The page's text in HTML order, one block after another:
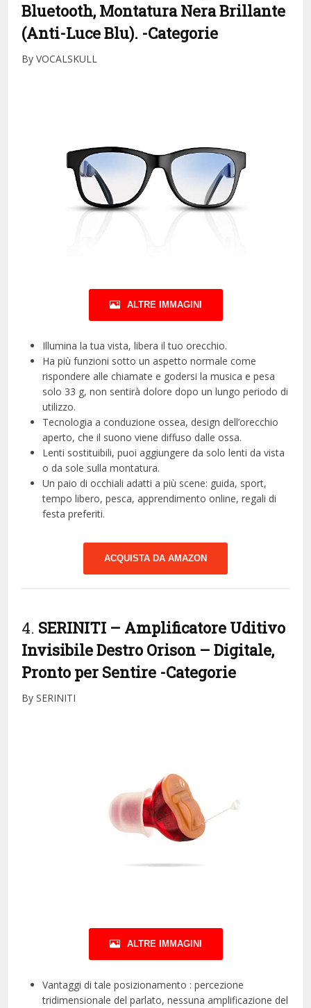
Bluetooth, Montatura Nera Brillante
(Anti-Luce Blu). -Categorie
By VOCALSKULL
ALTRE IMMAGINI
Illumina la tua vista, libera il tuo orecchio.
Ha più funzioni sotto un aspetto normale come
rispondere alle chiamate e godersi la musica e pesa
solo 33 g, non sentirà dolore dopo un lungo periodo di
utilizzo.
Tecnologia a conduzione ossea, design dell’orecchio
aperto, che il suono viene diffuso dalle ossa.
Lenti sostituibili, puoi aggiungere da solo lenti da vista
o da sole sulla montatura.
Un paio di occhiali adatti a più scene: guida, sport,
tempo libero, pesca, apprendimento online, regali di
festa preferiti.
ACQUISTA DA AMAZON
4. SERINITI – Amplificatore Uditivo
Invisibile Destro Orison – Digitale,
Pronto per Sentire -Categorie
By SERINITI
ALTRE IMMAGINI
Vantaggi di tale posizionamento : percezione
tridimensionale del parlato, nessuna amplificazione del